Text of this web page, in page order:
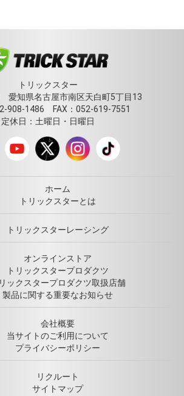
トリックスター
愛知県名古屋市南区天白町5丁目13
908-1486 FAX：052-619-7551
定休日：土曜日・日曜日
ホーム
トリックスターとは
トリックスターレーシング
オンラインストア
トリックスタープロダクツ
ックスタープロダクツ取扱店舗
製品に関する重要なお知らせ
会社概要
当サイトのご利用について
プライバシーポリシー
リクルート
サイトマップ